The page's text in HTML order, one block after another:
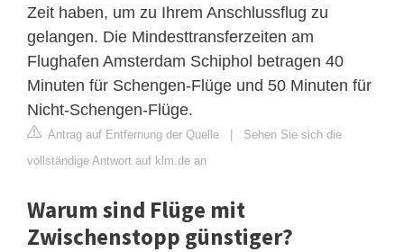
Zeit haben, um zu Ihrem Anschlussflug zu
gelangen. Die Mindesttransferzeiten am
Flughafen Amsterdam Schiphol betragen 40
Minuten für Schengen-Flüge und 50 Minuten für
Nicht-Schengen-Flüge.
Antrag auf Entfernung der Quelle | Sehen Sie sich die
vollständige Antwort auf klm.de an
Warum sind Flüge mit
Zwischenstopp günstiger?